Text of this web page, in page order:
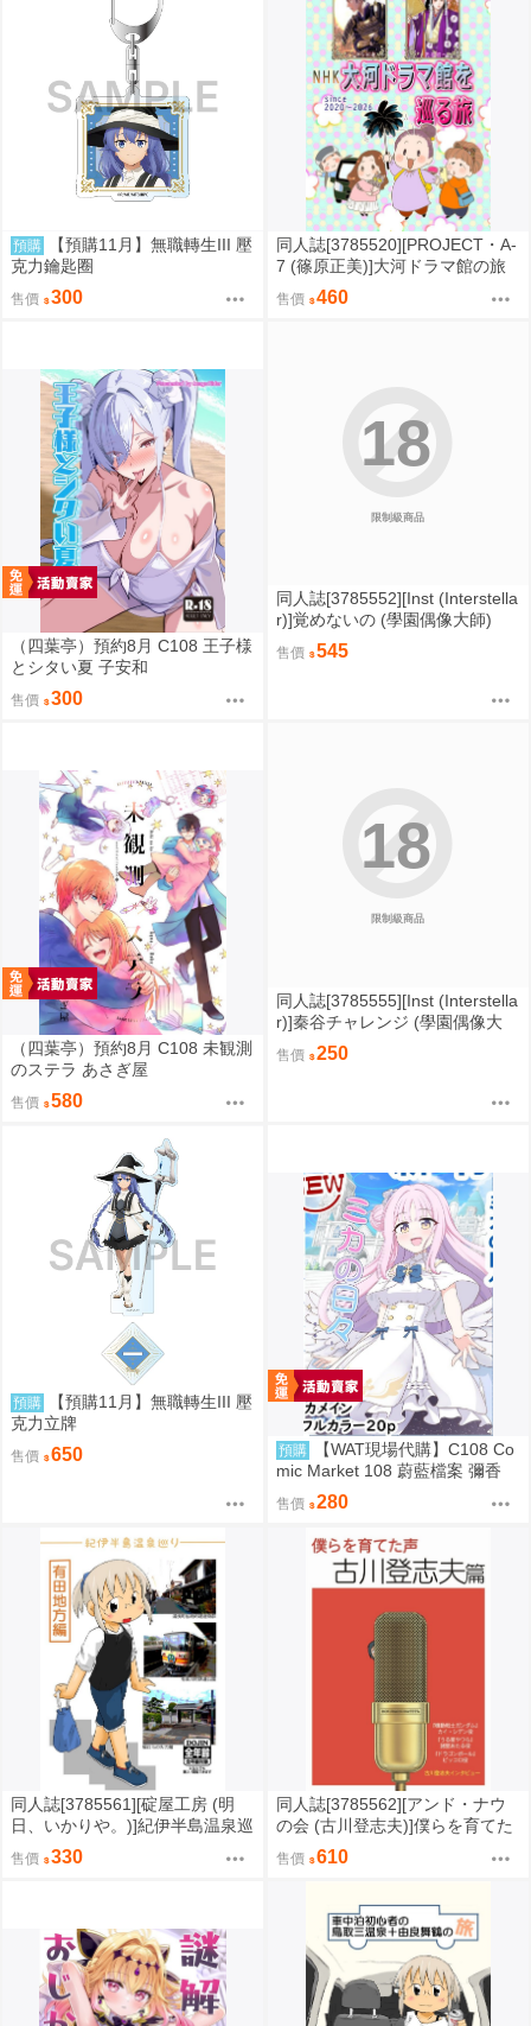
預購
【預購11月】無職轉生III 壓
克力鑰匙圈
售價 300
同人誌[3785520][PROJECT・A-
7 (篠原正美)]大河ドラマ館の旅
售價 460
（四葉亭）預約8月 C108 王子様
とシタい夏 子安和
售價 300
限制級商品
18
同人誌[3785552][Inst (Interstella
r)]覚めないの (學園偶像大師)
售價 545
（四葉亭）預約8月 C108 未観測
のステラ あさぎ屋
售價 580
限制級商品
18
同人誌[3785555][Inst (Interstella
r)]秦谷チャレンジ (學園偶像大
售價 250
預購
【預購11月】無職轉生III 壓
克力立牌
售價 650 預購
【WAT現場代購】C108 Co
mic Market 108 蔚藍檔案 彌香
ミカの日々 Kei ぶるーあんさん
ぶるーケイもいっしょです!
售價 280
同人誌[3785561][碇屋工房 (明
日、いかりや。)]紀伊半島温泉巡
り 有田地方編 (其他)
售價 330
同人誌[3785562][アンド・ナウ
の会 (古川登志夫)]僕らを育てた
声 古川登志夫篇 (其他)
售價 610